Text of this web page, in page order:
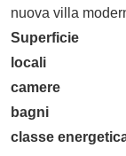
nuova villa
Superficie
locali
camere
bagni
classe